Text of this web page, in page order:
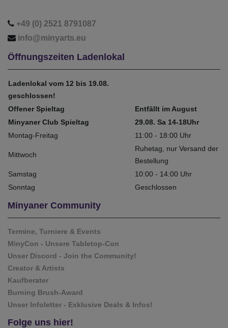
+49 (0) 2521 8791087
info@minyarts.eu
Öffnungszeiten Ladenlokal
Ladenlokal vom 12 bis 19.08.
geschlossen!
Offener Spieltag
Entfällt im August
Minyaner Club Spieltag
29.08. Sa 14-18Uhr
Montag-Freitag
11:00 - 18:00 Uhr
Mittwoch
Ruhetag, nur Versand der
Bestellung
Samstag
10:00 - 14:00 Uhr
Sonntag
Geschlossen
Minyaner Community
Termine, Turniere & Events
MinyCon - Unsere Tabletop-Con
Unser Discord - Join the Community!
Creator & Artists
Kaufberater
Burning Brush-Award
Unser Infoletter - Exklusive Deals & Infos!
Folge uns hier!